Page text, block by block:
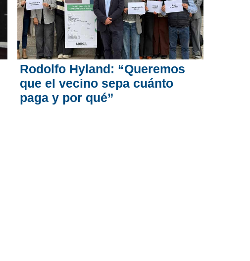
Rodolfo Hyland: “Queremos
que el vecino sepa cuánto
paga y por qué”